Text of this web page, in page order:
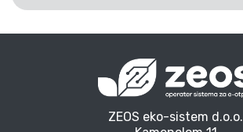
ZEOS eko-sistem d.o.o.